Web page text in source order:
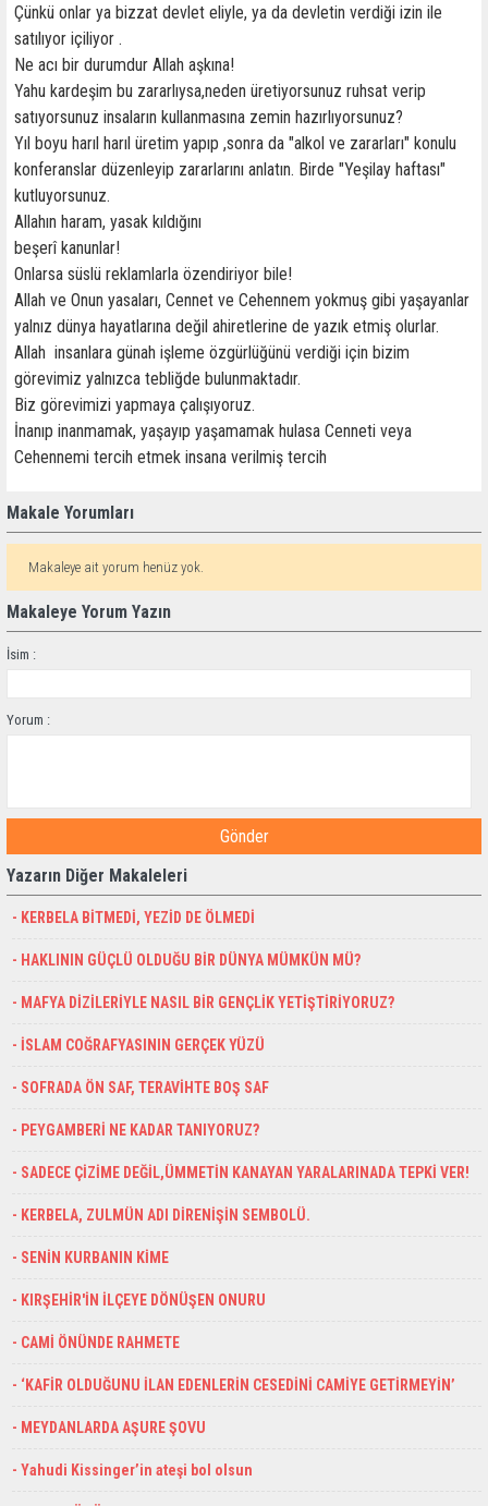
Çünkü onlar ya bizzat devlet eliyle, ya da devletin verdiği izin ile
satılıyor içiliyor .
Ne acı bir durumdur Allah aşkına!
Yahu kardeşim bu zararlıysa,neden üretiyorsunuz ruhsat verip
satıyorsunuz insaların kullanmasına zemin hazırlıyorsunuz?
Yıl boyu harıl harıl üretim yapıp ,sonra da "alkol ve zararları" konulu
konferanslar düzenleyip zararlarını anlatın. Birde "Yeşilay haftası"
kutluyorsunuz.
Allahın haram, yasak kıldığını
beşerî kanunlar!
Onlarsa süslü reklamlarla özendiriyor bile!
Allah ve Onun yasaları, Cennet ve Cehennem yokmuş gibi yaşayanlar
yalnız dünya hayatlarına değil ahiretlerine de yazık etmiş olurlar.
Allah insanlara günah işleme özgürlüğünü verdiği için bizim
görevimiz yalnızca tebliğde bulunmaktadır.
Biz görevimizi yapmaya çalışıyoruz.
İnanıp inanmamak, yaşayıp yaşamamak hulasa Cenneti veya
Cehennemi tercih etmek insana verilmiş tercih
Makale Yorumları
Makaleye ait yorum henüz yok.
Makaleye Yorum Yazın
İsim :
Yorum :
Gönder
Yazarın Diğer Makaleleri
- KERBELA BİTMEDİ, YEZİD DE ÖLMEDİ
- HAKLININ GÜÇLÜ OLDUĞU BİR DÜNYA MÜMKÜN MÜ?
- MAFYA DİZİLERİYLE NASIL BİR GENÇLİK YETİŞTİRİYORUZ?
- İSLAM COĞRAFYASININ GERÇEK YÜZÜ
- SOFRADA ÖN SAF, TERAVİHTE BOŞ SAF
- PEYGAMBERİ NE KADAR TANIYORUZ?
- SADECE ÇİZİME DEĞİL,ÜMMETİN KANAYAN YARALARINADA TEPKİ VER!
- KERBELA, ZULMÜN ADI DİRENİŞİN SEMBOLÜ.
- SENİN KURBANIN KİME
- KIRŞEHİR'İN İLÇEYE DÖNÜŞEN ONURU
- CAMİ ÖNÜNDE RAHMETE
- ‘KAFİR OLDUĞUNU İLAN EDENLERİN CESEDİNİ CAMİYE GETİRMEYİN’
- MEYDANLARDA AŞURE ŞOVU
- Yahudi Kissinger’in ateşi bol olsun